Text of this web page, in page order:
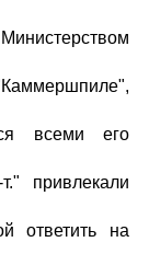
всеми его
привлекали
ответить на